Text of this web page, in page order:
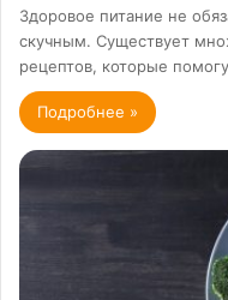
Здоровое питание не
скучным. Существует
рецептов, которые
Подробнее »